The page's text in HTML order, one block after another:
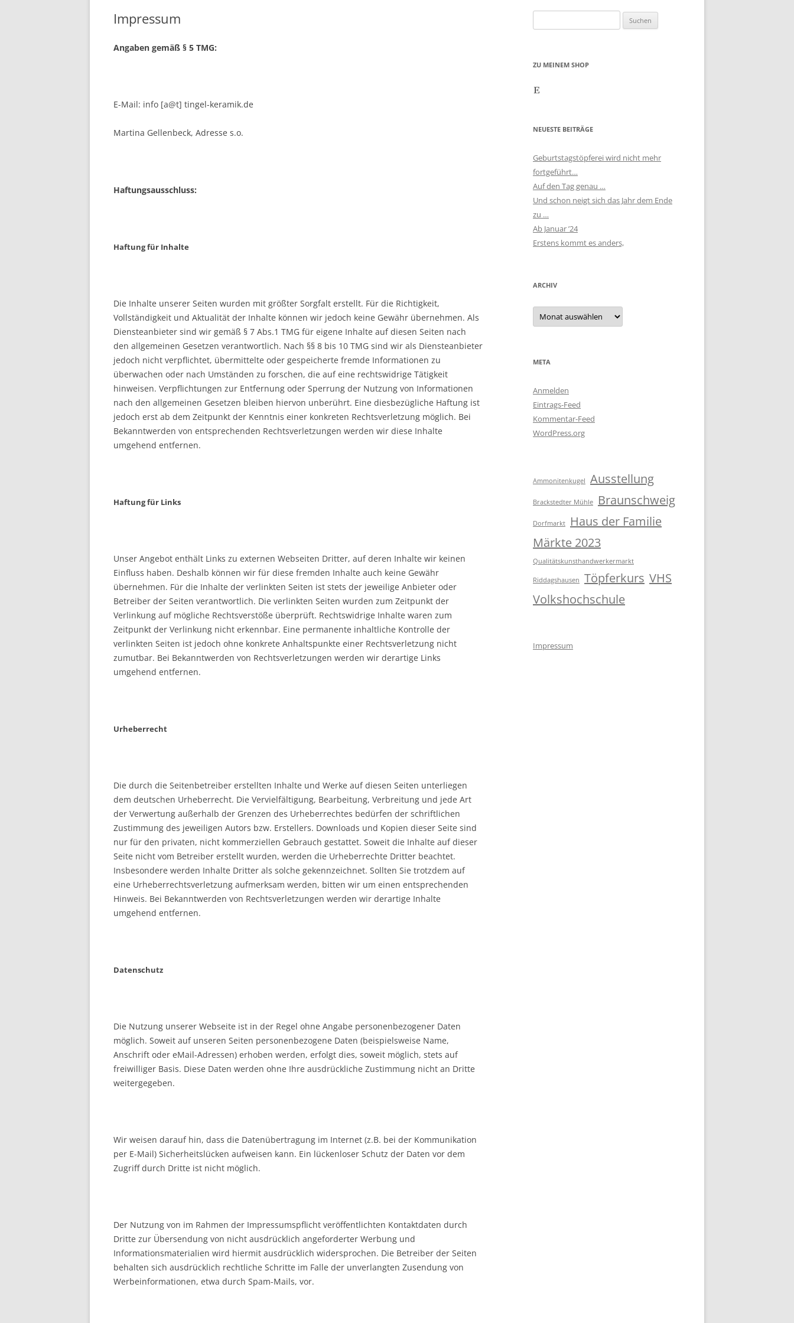
Impressum
Angaben gemäß § 5 TMG:
E-Mail: info [a@t] tingel-keramik.de
Martina Gellenbeck, Adresse s.o.
Haftungsausschluss:
Haftung für Inhalte
Die Inhalte unserer Seiten wurden mit größter Sorgfalt erstellt. Für die Richtigkeit,
Vollständigkeit und Aktualität der Inhalte können wir jedoch keine Gewähr übernehmen. Als
Diensteanbieter sind wir gemäß § 7 Abs.1 TMG für eigene Inhalte auf diesen Seiten nach
den allgemeinen Gesetzen verantwortlich. Nach §§ 8 bis 10 TMG sind wir als Diensteanbieter
jedoch nicht verpflichtet, übermittelte oder gespeicherte fremde Informationen zu
überwachen oder nach Umständen zu forschen, die auf eine rechtswidrige Tätigkeit
hinweisen. Verpflichtungen zur Entfernung oder Sperrung der Nutzung von Informationen
nach den allgemeinen Gesetzen bleiben hiervon unberührt. Eine diesbezügliche Haftung ist
jedoch erst ab dem Zeitpunkt der Kenntnis einer konkreten Rechtsverletzung möglich. Bei
Bekanntwerden von entsprechenden Rechtsverletzungen werden wir diese Inhalte
umgehend entfernen.
Haftung für Links
Unser Angebot enthält Links zu externen Webseiten Dritter, auf deren Inhalte wir keinen
Einfluss haben. Deshalb können wir für diese fremden Inhalte auch keine Gewähr
übernehmen. Für die Inhalte der verlinkten Seiten ist stets der jeweilige Anbieter oder
Betreiber der Seiten verantwortlich. Die verlinkten Seiten wurden zum Zeitpunkt der
Verlinkung auf mögliche Rechtsverstöße überprüft. Rechtswidrige Inhalte waren zum
Zeitpunkt der Verlinkung nicht erkennbar. Eine permanente inhaltliche Kontrolle der
verlinkten Seiten ist jedoch ohne konkrete Anhaltspunkte einer Rechtsverletzung nicht
zumutbar. Bei Bekanntwerden von Rechtsverletzungen werden wir derartige Links
umgehend entfernen.
Urheberrecht
Die durch die Seitenbetreiber erstellten Inhalte und Werke auf diesen Seiten unterliegen
dem deutschen Urheberrecht. Die Vervielfältigung, Bearbeitung, Verbreitung und jede Art
der Verwertung außerhalb der Grenzen des Urheberrechtes bedürfen der schriftlichen
Zustimmung des jeweiligen Autors bzw. Erstellers. Downloads und Kopien dieser Seite sind
nur für den privaten, nicht kommerziellen Gebrauch gestattet. Soweit die Inhalte auf dieser
Seite nicht vom Betreiber erstellt wurden, werden die Urheberrechte Dritter beachtet.
Insbesondere werden Inhalte Dritter als solche gekennzeichnet. Sollten Sie trotzdem auf
eine Urheberrechtsverletzung aufmerksam werden, bitten wir um einen entsprechenden
Hinweis. Bei Bekanntwerden von Rechtsverletzungen werden wir derartige Inhalte
umgehend entfernen.
Datenschutz
Die Nutzung unserer Webseite ist in der Regel ohne Angabe personenbezogener Daten
möglich. Soweit auf unseren Seiten personenbezogene Daten (beispielsweise Name,
Anschrift oder eMail-Adressen) erhoben werden, erfolgt dies, soweit möglich, stets auf
freiwilliger Basis. Diese Daten werden ohne Ihre ausdrückliche Zustimmung nicht an Dritte
weitergegeben.
Wir weisen darauf hin, dass die Datenübertragung im Internet (z.B. bei der Kommunikation
per E-Mail) Sicherheitslücken aufweisen kann. Ein lückenloser Schutz der Daten vor dem
Zugriff durch Dritte ist nicht möglich.
Der Nutzung von im Rahmen der Impressumspflicht veröffentlichten Kontaktdaten durch
Dritte zur Übersendung von nicht ausdrücklich angeforderter Werbung und
Informationsmaterialien wird hiermit ausdrücklich widersprochen. Die Betreiber der Seiten
behalten sich ausdrücklich rechtliche Schritte im Falle der unverlangten Zusendung von
Werbeinformationen, etwa durch Spam-Mails, vor.
nach:
ZU MEINEM SHOP
Etsy
NEUESTE BEITRÄGE
Geburtstagstöpferei wird nicht mehr
fortgeführt…
Auf den Tag genau …
Und schon neigt sich das Jahr dem Ende
zu …
Ab Januar ’24
Erstens kommt es anders,
ARCHIV
Archiv
META
Anmelden
Eintrags-Feed
Kommentar-Feed
WordPress.org
Ammonitenkugel Ausstellung
Brackstedter Mühle Braunschweig
Dorfmarkt
Haus der Familie
Märkte 2023
Qualitätskunsthandwerkermarkt
Riddagshausen Töpferkurs VHS
Volkshochschule
Impressum